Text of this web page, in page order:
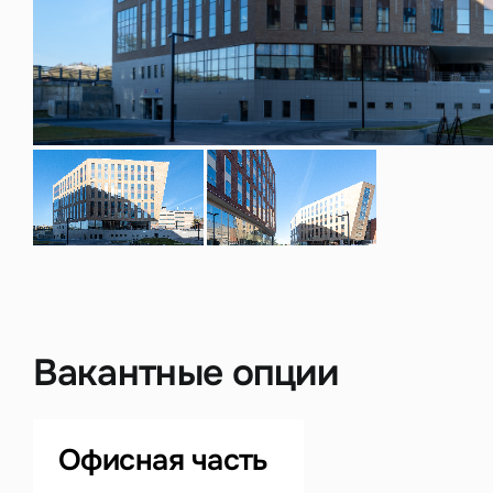
Вакантные опции
Офисная часть
данных